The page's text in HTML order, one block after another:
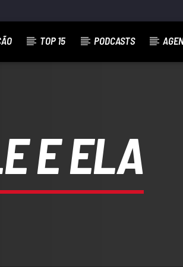
TOP 15 PODCASTS
E ELA